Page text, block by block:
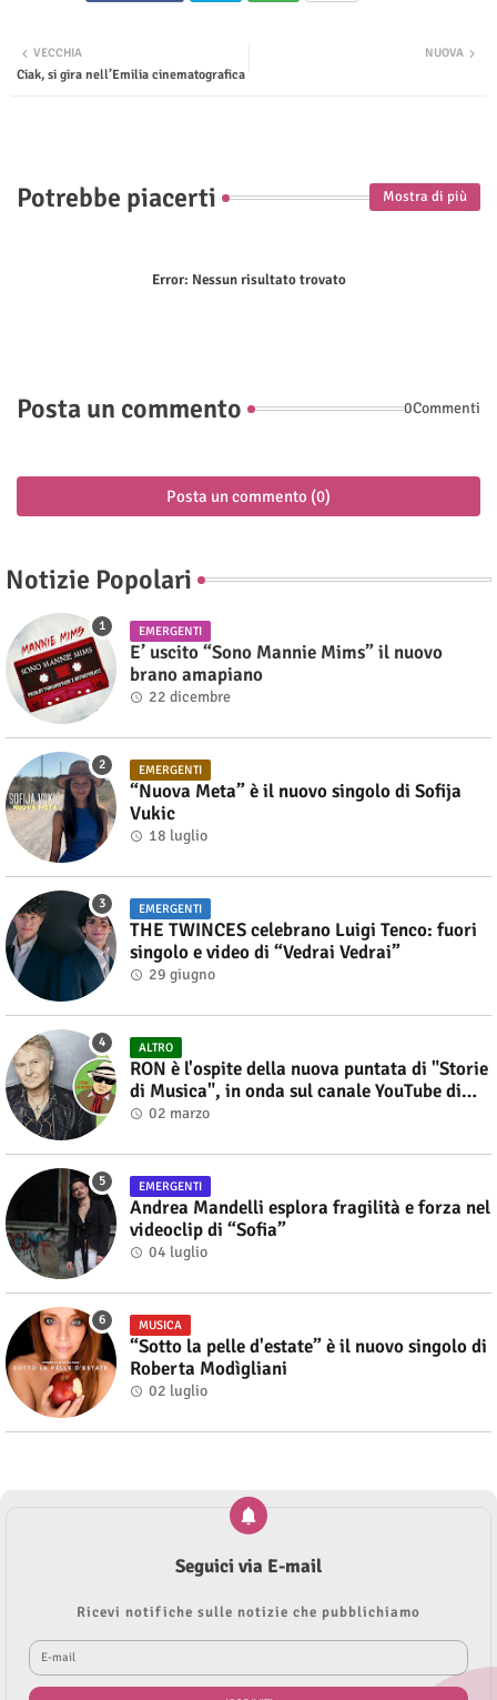
ter
NUOVA
VECCHIA
Ciak, si gira nell’Emilia cinematografica
Potrebbe piacerti Mostra di più
Error: Nessun risultato trovato
Posta un commento 0Commenti
Posta un commento (0)
Notizie Popolari
EMERGENTI
E’ uscito “Sono Mannie Mims” il nuovo
brano amapiano
22 dicembre
EMERGENTI
“Nuova Meta” è il nuovo singolo di Sofija
Vukic
18 luglio
EMERGENTI
THE TWINCES celebrano Luigi Tenco: fuori
singolo e video di “Vedrai Vedrai”
29 giugno
ALTRO
RON è l'ospite della nuova puntata di "Storie
di Musica", in onda sul canale YouTube di
Alberto Salerno
02 marzo
EMERGENTI
Andrea Mandelli esplora fragilità e forza nel
videoclip di “Sofia”
04 luglio
MUSICA
“Sotto la pelle d'estate” è il nuovo singolo di
Roberta Modìgliani
02 luglio
Seguici via E-mail
Ricevi notifiche sulle notizie che pubblichiamo